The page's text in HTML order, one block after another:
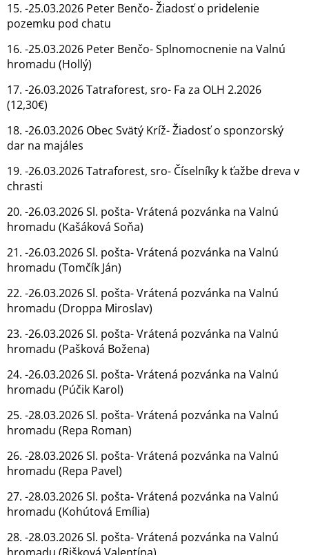
15. -25.03.2026 Peter Benčo- Žiadosť o pridelenie
pozemku pod chatu
16. -25.03.2026 Peter Benčo- Splnomocnenie na Valnú
hromadu (Hollý)
17. -26.03.2026 Tatraforest, sro- Fa za OLH 2.2026
(12,30€)
18. -26.03.2026 Obec Svätý Kríž- Žiadosť o sponzorský
dar na majáles
19. -26.03.2026 Tatraforest, sro- Číselníky k ťažbe dreva v
chrasti
20. -26.03.2026 Sl. pošta- Vrátená pozvánka na Valnú
hromadu (Kašáková Soňa)
21. -26.03.2026 Sl. pošta- Vrátená pozvánka na Valnú
hromadu (Tomčík Ján)
22. -26.03.2026 Sl. pošta- Vrátená pozvánka na Valnú
hromadu (Droppa Miroslav)
23. -26.03.2026 Sl. pošta- Vrátená pozvánka na Valnú
hromadu (Pašková Božena)
24. -26.03.2026 Sl. pošta- Vrátená pozvánka na Valnú
hromadu (Púčik Karol)
25. -28.03.2026 Sl. pošta- Vrátená pozvánka na Valnú
hromadu (Repa Roman)
26. -28.03.2026 Sl. pošta- Vrátená pozvánka na Valnú
hromadu (Repa Pavel)
27. -28.03.2026 Sl. pošta- Vrátená pozvánka na Valnú
hromadu (Kohútová Emília)
28. -28.03.2026 Sl. pošta- Vrátená pozvánka na Valnú